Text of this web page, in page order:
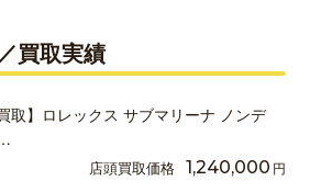
買取実績
買取】ロレックス サブマリーナ ノンデ
店頭買取価格 1,240,000 円